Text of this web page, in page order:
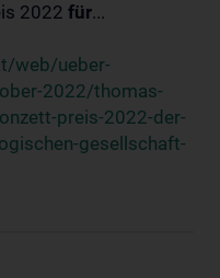
2022 für...
web/ueber-
2022/thomas-
preis-2022-der-
gesellschaft-